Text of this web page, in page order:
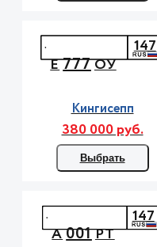
Е777ОУ
147
Кингисепп
380 000 руб.
Выбрать
А001РТ
147